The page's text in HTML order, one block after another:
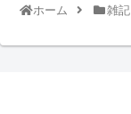
ホーム 雑記